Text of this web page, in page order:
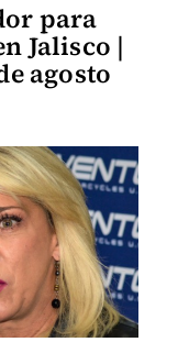
para
Jalisco |
agosto